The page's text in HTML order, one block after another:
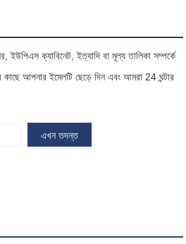
ইউপিএস ক্যাবিনেট, ইত্যাদি বা মূল্য তালিকা সম্পর্কে
আপনার ইমেলটি ছেড়ে দিন এবং আমরা 24 ঘন্টার